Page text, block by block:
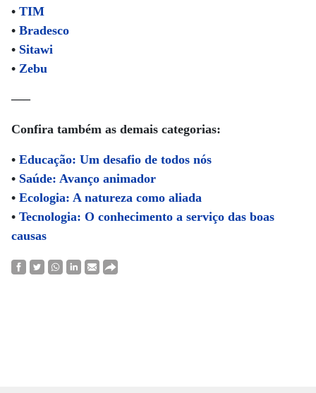
• TIM
• Bradesco
• Sitawi
• Zebu
—–
Confira também as demais categorias:
• Educação: Um desafio de todos nós
• Saúde: Avanço animador
• Ecologia: A natureza como aliada
• Tecnologia: O conhecimento a serviço das boas
causas